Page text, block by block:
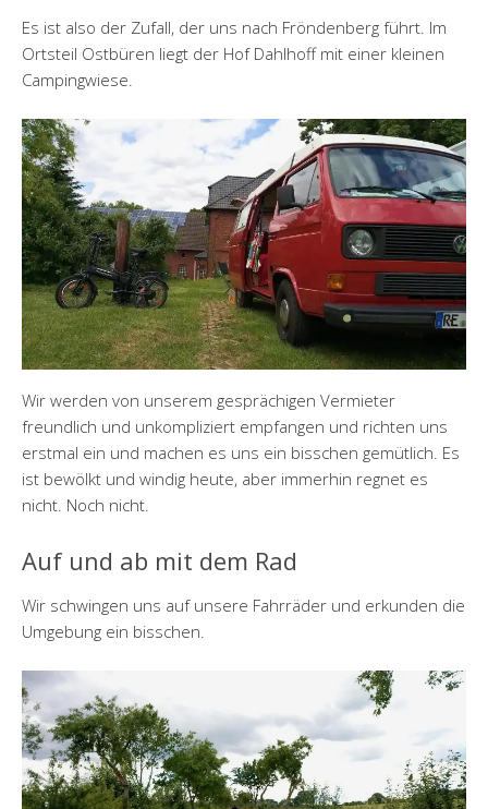
Es ist also der Zufall, der uns nach Fröndenberg führt. Im
Ortsteil Ostbüren liegt der Hof Dahlhoff mit einer kleinen
Campingwiese.
Wir werden von unserem gesprächigen Vermieter
freundlich und unkompliziert empfangen und richten uns
erstmal ein und machen es uns ein bisschen gemütlich. Es
ist bewölkt und windig heute, aber immerhin regnet es
nicht. Noch nicht.
Auf und ab mit dem Rad
Wir schwingen uns auf unsere Fahrräder und erkunden die
Umgebung ein bisschen.